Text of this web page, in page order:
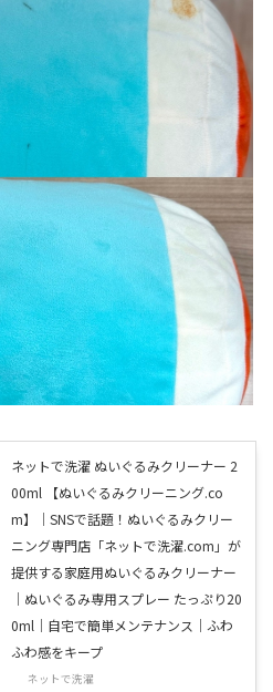
ネットで洗濯 ぬいぐるみクリーナー 2
00ml 【ぬいぐるみクリーニング.co
m】｜SNSで話題！ぬいぐるみクリー
ニング専門店「ネットで洗濯.com」が
提供する家庭用ぬいぐるみクリーナー
｜ぬいぐるみ専用スプレー たっぷり20
0ml｜自宅で簡単メンテナンス｜ふわ
ふわ感をキープ
ネットで洗濯